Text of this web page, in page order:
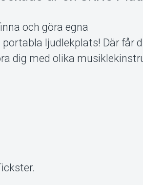
och göra egna
ljudlekplats! Där får
dig med olika